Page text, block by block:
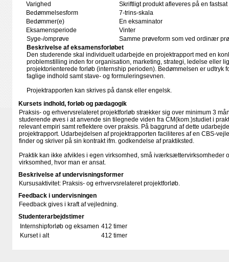
Varighed
Skriftligt produkt afleveres på en
Bedømmelsesform
7-trins-skala
Bedømmer(e)
En eksaminator
Eksamensperiode
Vinter
Syge-/omprøve
Samme prøveform som ved ordinær
Beskrivelse af eksamensforløbet
Den studerende skal individuelt udarbejde en projektrapport med en
problemstilling inden for organisation, marketing, strategi, ledelse eller
projektorienterede forløb (internship perioden). Bedømmelsen er udtryk
faglige indhold samt stave- og formuleringsevnen.
Projektrapporten kan skrives på dansk eller engelsk.
Kursets indhold, forløb og pædagogik
Praksis- og erhvervsrelateret projektforløb strækker sig over minimum 3
studerende øves i at anvende sin tilegnede viden fra CM(kom.)studiet i
relevant empiri samt reflektere over praksis. På baggrund af dette
projektrapport. Udarbejdelsen af projektrapporten faciliteres af en CBS-
finder og skriver på sin kontrakt ifm. godkendelse af praktiksted.
Praktik kan ikke afvikles i egen virksomhed, små iværksættervirksomheder
virksomhed, hvor man er ansat.
Beskrivelse af undervisningsformer
Kursusaktivitet: Praksis- og erhvervsrelateret projektforløb.
Feedback i undervisningen
Feedback gives i kraft af vejledning.
Studenterarbejdstimer
Internshipforløb og eksamen 412 timer
Kurset i alt
412 timer